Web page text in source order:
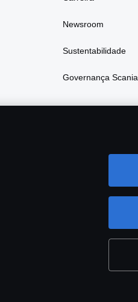
Newsroom
Sustentabilidade
Governança Scania